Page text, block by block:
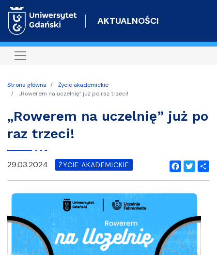
do
AKTUALNOŚCI
Strona główna
Życie akademickie
„Rowerem na uczelnię” już po raz trzeci!
„Rowerem na uczelnię” już po
raz trzeci!
Facebook
Twitter
29.03.2024 ŻYCIE AKADEMICKIE